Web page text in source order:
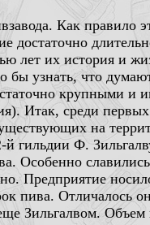
Как правило
достаточно
лет их история и
узнать, что
крупными и
(т.е их
на
гильдии Ф.
Особенно
Предприятие
пива. Отличалось
Зильгалвом. Объем